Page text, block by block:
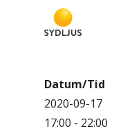
Datum/Tid
2020-09-17
17:00 - 22:00